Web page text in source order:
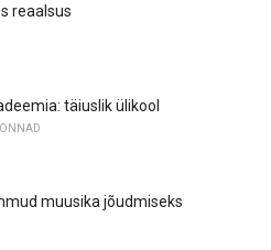
reaalsus
täiuslik ülikool
muusika jõudmiseks